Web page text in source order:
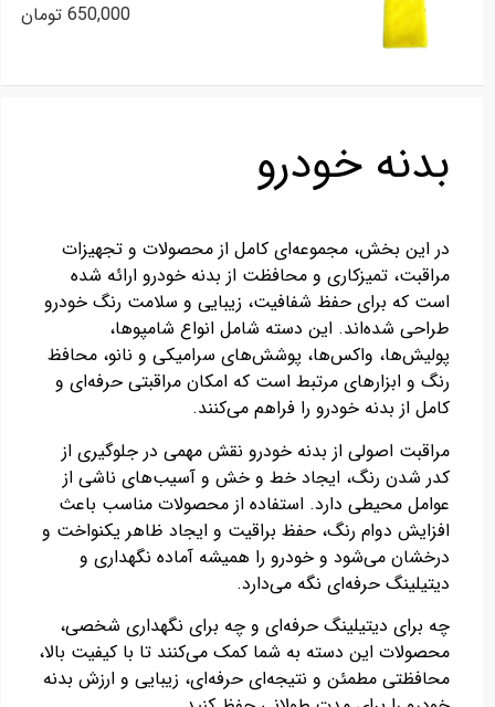
650,000 تومان
بدنه خودرو
در این بخش، مجموعه‌ای کامل از محصولات و تجهیزات
مراقبت، تمیزکاری و محافظت از بدنه خودرو ارائه شده
است که برای حفظ شفافیت، زیبایی و سلامت رنگ خودرو
طراحی شده‌اند. این دسته شامل انواع شامپوها،
پولیش‌ها، واکس‌ها، پوشش‌های سرامیکی و نانو، محافظ
رنگ و ابزارهای مرتبط است که امکان مراقبتی حرفه‌ای و
کامل از بدنه خودرو را فراهم می‌کنند.
مراقبت اصولی از بدنه خودرو نقش مهمی در جلوگیری از
کدر شدن رنگ، ایجاد خط و خش و آسیب‌های ناشی از
عوامل محیطی دارد. استفاده از محصولات مناسب باعث
افزایش دوام رنگ، حفظ براقیت و ایجاد ظاهر یکنواخت و
درخشان می‌شود و خودرو را همیشه آماده نگهداری و
دیتیلینگ حرفه‌ای نگه می‌دارد.
چه برای دیتیلینگ حرفه‌ای و چه برای نگهداری شخصی،
محصولات این دسته به شما کمک می‌کنند تا با کیفیت بالا،
محافظتی مطمئن و نتیجه‌ای حرفه‌ای، زیبایی و ارزش بدنه